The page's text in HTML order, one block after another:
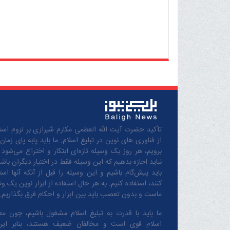
تأکید حضرت آیت الله العظمی مکارم شیرازی بر لزوم
از فناوری های نوین در تبلیغ اسلام: ما باید پابه پای
برویم، هر روز یک وسیله تازه‌ای ابتکار و اختراع
نباید اجازه بدهیم که این وسیله فقط در اختیار دیگران
باید پیش‌گام باشیم و این وسیله را قبل از آنکه آنها
کنند، استفاده کنیم. به هر حال استفاده از ابزار نوین یک
ماست و بدون تعصب باید بین ابزار و احکام فرق بگذاریم.
ما باید با قدرت به تبلیغ اسلام مشغول باشیم، چون
اسلام قوی است و مخالفان ضعیف هستند، بنابر